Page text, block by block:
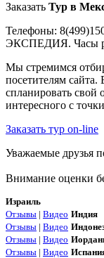
Заказать Тур в
Телефоны:
ЭКСПЕДИЯ. Часы
Мы стремимся
посетителям сайта.
спланировать свой
интересного с
Заказать тур on-line
Уважаемые друзья
Внимание оценки
Израиль
Отзывы | Видео Индия
Отзывы | Видео
Отзывы | Видео
Отзывы | Видео